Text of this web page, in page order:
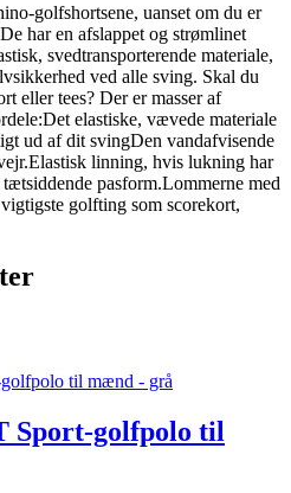
golfshortsene, uanset om du er
har en afslappet og strømlinet
svedtransporterende materiale,
ved alle sving. Skal du
eller tees? Der er masser af
elastiske, vævede materiale
ud af dit svingDen vandafvisende
linning, hvis lukning har
pasform.Lommerne med
golfting som scorekort,
Sport-golfpolo til